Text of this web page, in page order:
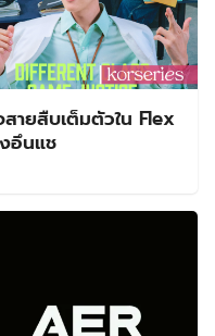
ายสืบเต็มตัวใน Flex
อึนแช